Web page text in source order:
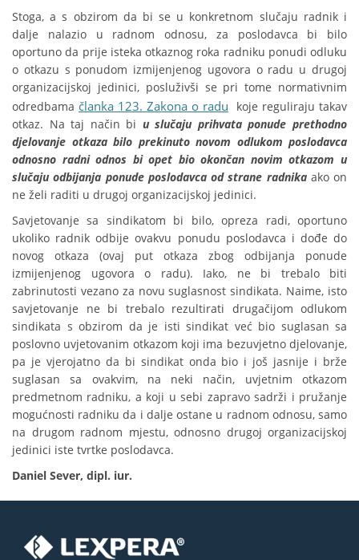
Stoga, a s obzirom da bi se u konkretnom slučaju radnik i
dalje nalazio u radnom odnosu, za poslodavca bi bilo
oportuno da prije isteka otkaznog roka radniku ponudi odluku
o otkazu s ponudom izmijenjenog ugovora o radu u drugoj
organizacijskoj jedinici, posluživši se pri tome normativnim
odredbama članka 123. Zakona o radu koje reguliraju takav
otkaz. Na taj način bi u slučaju prihvata ponude prethodno
djelovanje otkaza bilo prekinuto novom odlukom poslodavca
odnosno radni odnos bi opet bio okončan novim otkazom u
slučaju odbijanja ponude poslodavca od strane radnikaako on
ne želi raditi u drugoj organizacijskoj jedinici.
Savjetovanje sa sindikatom bi bilo, opreza radi, oportuno
ukoliko radnik odbije ovakvu ponudu poslodavca i dođe do
novog otkaza (ovaj put otkaza zbog odbijanja ponude
izmijenjenog ugovora o radu). Iako, ne bi trebalo biti
zabrinutosti vezano za novu suglasnost sindikata. Naime, isto
savjetovanje ne bi trebalo rezultirati drugačijom odlukom
sindikata s obzirom da je isti sindikat već bio suglasan sa
poslovno uvjetovanim otkazom koji ima bezuvjetno djelovanje,
pa je vjerojatno da bi sindikat onda bio i još jasnije i brže
suglasan sa ovakvim, na neki način, uvjetnim otkazom
predmetnom radniku, a koji u sebi zapravo sadrži i pružanje
mogućnosti radniku da i dalje ostane u radnom odnosu, samo
na drugom radnom mjestu, odnosno drugoj organizacijskoj
jedinici iste tvrtke poslodavca.
Daniel Sever, dipl. iur.